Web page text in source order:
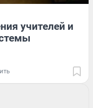
учителей и